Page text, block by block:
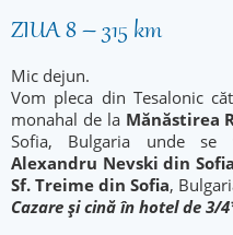
ZIUA 8 – 315 km
Mic dejun.
Vom pleca din Tesalonic
monahal de la Mănăstirea
Sofia, Bulgaria unde
Alexandru Nevski din Sofia
Sf. Treime din Sofia,
Cazare și cină în hotel de 3/